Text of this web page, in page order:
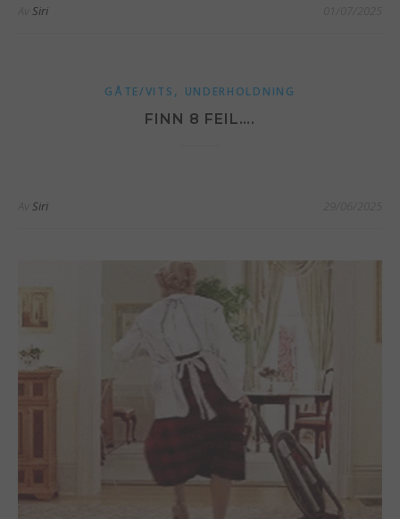
Siri
GÅTE/VITS , UNDERHOLDNING
FINN 8 FEIL….
Siri